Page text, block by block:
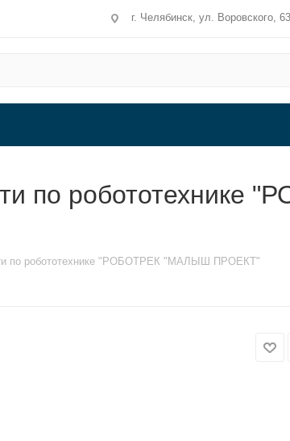
г. Челябинск, ул. Воровского,
по
по робототехнике "РОБОТРЕК "МАЛЫШ ПРОЕКТ"